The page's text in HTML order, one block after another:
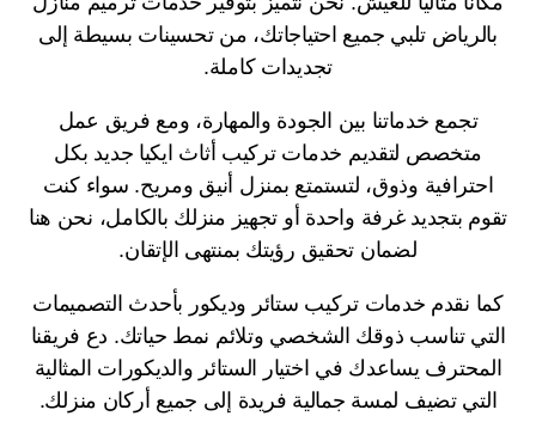
بالرياض تلبي جميع احتياجاتك، من تحسينات بسيطة إلى
تجديدات كاملة.
تجمع خدماتنا بين الجودة والمهارة، ومع فريق عمل
متخصص لتقديم خدمات تركيب أثاث ايكيا جديد بكل
احترافية وذوق، لتستمتع بمنزل أنيق ومريح. سواء كنت
تقوم بتجديد غرفة واحدة أو تجهيز منزلك بالكامل، نحن هنا
لضمان تحقيق رؤيتك بمنتهى الإتقان.
كما نقدم خدمات تركيب ستائر وديكور بأحدث التصميمات
التي تناسب ذوقك الشخصي وتلائم نمط حياتك. دع فريقنا
المحترف يساعدك في اختيار الستائر والديكورات المثالية
التي تضيف لمسة جمالية فريدة إلى جميع أركان منزلك.